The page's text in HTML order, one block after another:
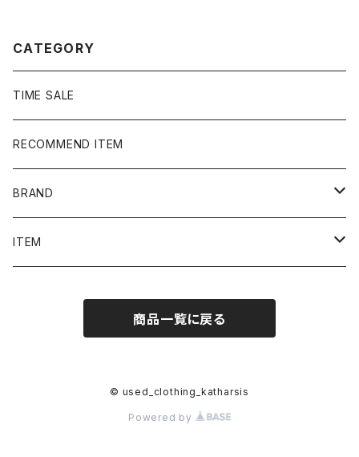
CATEGORY
TIME SALE
RECOMMEND ITEM
BRAND
NIKE
Ralph Lauren/Polo Sport
ITEM
商品一覧に戻る
© used_clothing_katharsis
Powered by